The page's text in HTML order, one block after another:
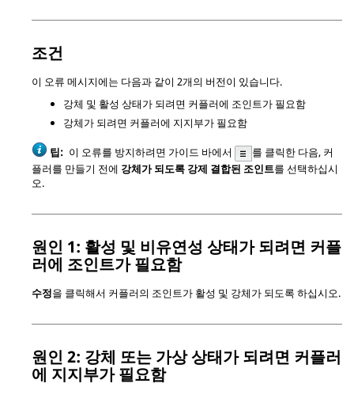
조건
이 오류 메시지에는 다음과 같이 2개의 버전이 있습니다.
강체 및 활성 상태가 되려면 커플러에 조인트가 필요함
강체가 되려면 커플러에 지지부가 필요함
팁: 이 오류를 방지하려면 가이드 바에서
를 클릭한 다음, 커
플러를 만들기 전에 강체가 되도록 강제 결합된 조인트를 선택하십시
오.
원인 1: 활성 및 비유연성 상태가 되려면 커플
러에 조인트가 필요함
수정을 클릭해서 커플러의 조인트가 활성 및 강체가 되도록 하십시오.
원인 2: 강체 또는 가상 상태가 되려면 커플러
에 지지부가 필요함